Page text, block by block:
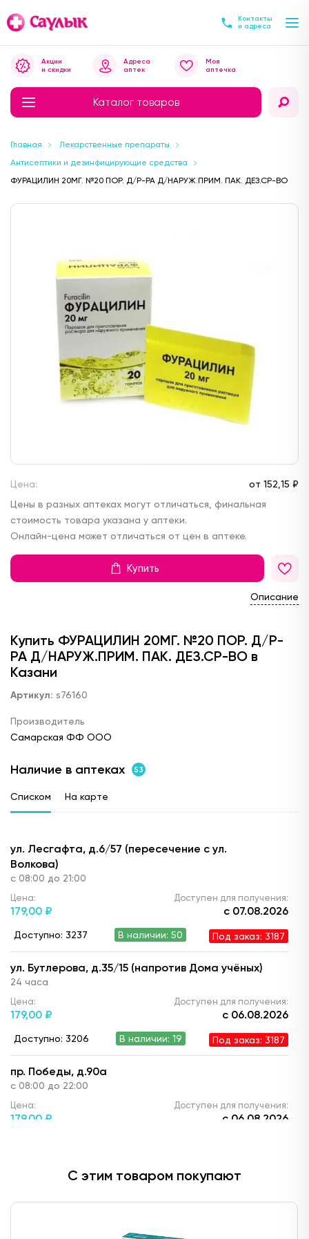
Контакты
и адреса
Каталог товаров
Акции
и скидки
Адреса
аптек
Моя
аптечка
Главная
Лекарственные препараты
Антисептики и дезинфицирующие средства
ФУРАЦИЛИН 20МГ. №20 ПОР. Д/Р-РА Д/НАРУЖ.ПРИМ. ПАК. ДЕЗ.СР-ВО
Цена: от 152, 15 ₽
Цены в разных аптеках могут отличаться, финальная
стоимость товара указана у аптеки.
Онлайн-цена может отличаться от цен в аптеке.
Купить
Описание
Купить ФУРАЦИЛИН 20МГ. №20 ПОР. Д/Р-
РА Д/НАРУЖ.ПРИМ. ПАК. ДЕЗ.СР-ВО в
Казани
Артикул: s76160
Производитель
Самарская ФФ ООО
Наличие в аптеках 53
Списком На карте
ул. Лесгафта, д.6/57 (пересечение с ул.
Волкова)
с 08:00 до 21:00
Цена:
179,00 ₽
Доступен для получения:
с 07.08.2026
Доступно: 3237 В наличии: 50 Под заказ: 3187
ул. Бутлерова, д.35/15 (напротив Дома учёных)
24 часа
Цена:
179,00 ₽
Доступен для получения:
с 06.08.2026
Доступно: 3206 В наличии: 19 Под заказ: 3187
пр. Победы, д.90а
с 08:00 до 22:00
Цена:
179,00 ₽
Доступен для получения:
с 06.08.2026
ул. Ю. Фучика, д.90 (ТЦ "Франт")
Цена:
С этим товаром покупают